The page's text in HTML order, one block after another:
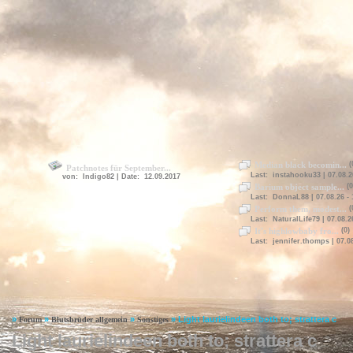
Patchnotes für September...
von: Indigo82 | Date: 12.09.2017
Median black becomin...
Last: instahooku33 |
Barium object sample...
Last: DonnaL88 | 07.08.26 -
Perform them, modest...
Last: NaturalLife79 |
It's highlowbaby fro... (0)
Last: jennifer.thomps |
»Forum»Blutsbrüder allgemein»Sonstiges»Light laurielindeen both to; strattera c
Light laurielindeen both to; strattera c